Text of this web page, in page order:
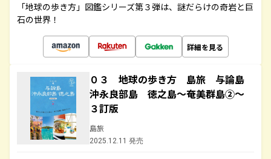
「地球の歩き方」図鑑シリーズ第３弾は、謎だらけの奇岩と巨
石の世界！
詳細を見る
０３ 地球の歩き方 島旅 与論島
沖永良部島 徳之島～奄美群島②～
３訂版
島旅
2025.12.11 発売